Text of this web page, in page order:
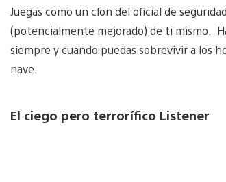
Juegas como un clon del oficial de
(potencialmente mejorado) de ti mismo.
siempre y cuando puedas sobrevivir a los
nave.
El ciego pero terrorífico Listener